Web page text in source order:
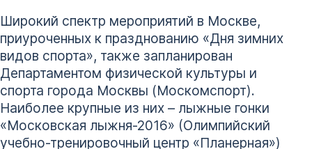
Широкий спектр мероприятий в Москве,
приуроченных к празднованию «Дня зимних
видов спорта», также запланирован
Департаментом физической культуры и
спорта города Москвы (Москомспорт).
Наиболее крупные из них – лыжные гонки
«Московская лыжня-2016» (Олимпийский
учебно-тренировочный центр «Планерная»)